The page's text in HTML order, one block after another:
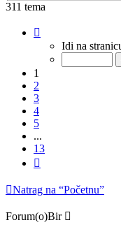
311 tema
13 .Idi na
1
2
3
4
5
...
13
Natrag na “Početnu”
Forum(o)Bir